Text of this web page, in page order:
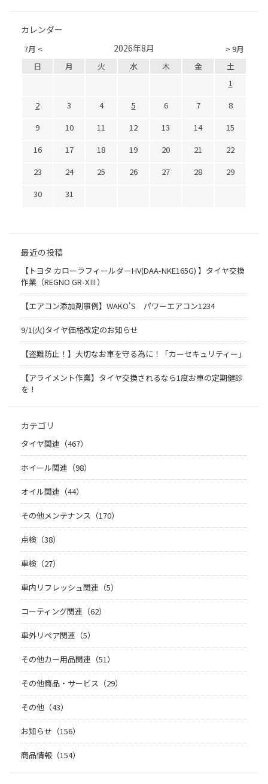
カレンダー
7月 < > 9月
2026年8月
日 月 火 水 木 金
土
1
2
3 4 5 6 7
8
9
10 11 12 13 14
15
16
17 18 19 20 21
22
23
24 25 26 27 28
29
30
31
最近の投稿
【トヨタ カローラフィールダーHV(DAA-NKE165G) 】タイヤ交換
作業（REGNO GR-XⅢ）
【エアコン添加剤事例】WAKO'S パワーエアコン1234
9/1(火)タイヤ価格改定のお知らせ
【盗難防止！】大切なお車を守る為に！「カーセキュリティー」
【アライメント作業】タイヤ交換されるなら1度お車の定期健診
を！
カテゴリ
タイヤ関連（467）
ホイール関連（98）
オイル関連（44）
その他メンテナンス（170）
点検（38）
車検（27）
車内リフレッシュ関連（5）
コーティング関連（62）
車外リペア関連（5）
その他カー用品関連（51）
その他商品・サービス（29）
その他（43）
お知らせ（156）
商品情報（154）